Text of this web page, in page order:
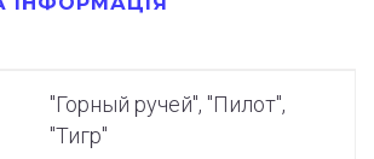
"Горный ручей", "Пилот",
"Тигр"